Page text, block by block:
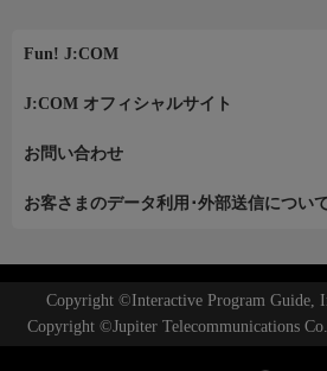
Fun! J:COM
J:COM オフィシャルサイト
お問い合わせ
お客さまのデータ利用･外部送信につい
Copyright ©Interactive Program Guide,
Copyright ©Jupiter Telecommunications